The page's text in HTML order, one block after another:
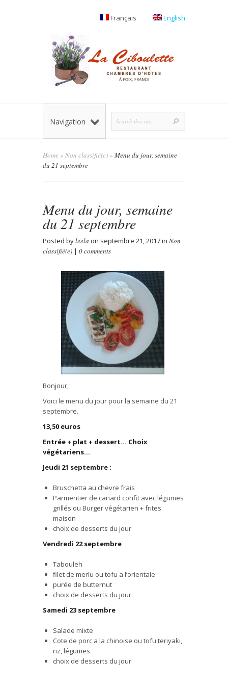
Français English
Navigation
Home » Non classifié(e)» Menu du jour, semaine
du 21 septembre
Menu du jour, semaine
du 21 septembre
Posted byleela on septembre 21, 2017 in Non
classifié(e) | 0 comments
Bonjour,
Voici le menu du jour pour la semaine du 21
septembre.
13,50 euros
Entrée + plat + dessert… Choix
végétariens…
Jeudi 21 septembre :
Bruschetta au chevre frais
Parmentier de canard confit avec légumes
grillés ou Burger végétarien + frites
maison
choix de desserts du jour
Vendredi 22 septembre
Tabouleh
filet de merlu ou tofu a l’orientale
purée de butternut
choix de desserts du jour
Samedi 23 septembre
Salade mixte
Cote de porc a la chinoise ou tofu teriyaki,
riz, légumes
choix de desserts du jour